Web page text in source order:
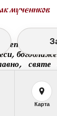
мучеников
святе
Карта